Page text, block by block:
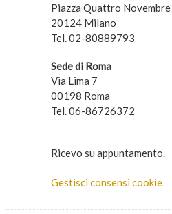
Piazza Quattro
20124 Milano
Tel. 02-80889793
Sede di Roma
Via Lima 7
00198 Roma
Tel. 06-86726372
Ricevo su appuntamento.
Gestisci consensi cookie